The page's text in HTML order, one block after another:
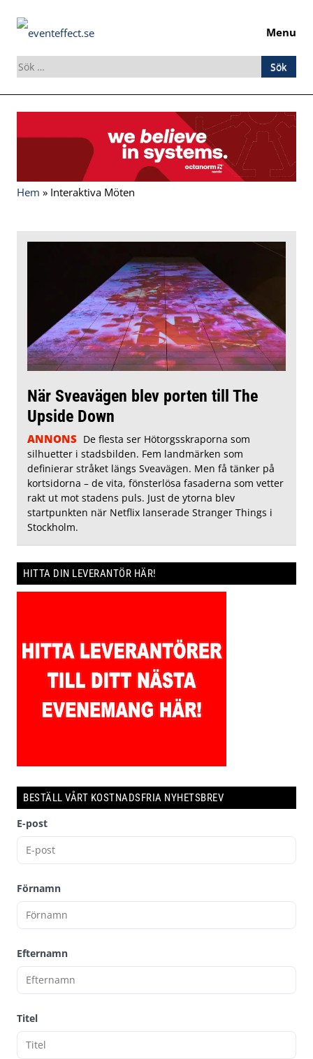
Menu
Sök
efter:
Hem » Interaktiva Möten
När Sveavägen blev porten till The
Upside Down
ANNONS De flesta ser Hötorgsskraporna som
silhuetter i stadsbilden. Fem landmärken som
definierar stråket längs Sveavägen. Men få tänker på
kortsidorna – de vita, fönsterlösa fasaderna som vetter
rakt ut mot stadens puls. Just de ytorna blev
startpunkten när Netflix lanserade Stranger Things i
Stockholm.
HITTA DIN LEVERANTÖR HÄR!
BESTÄLL VÅRT KOSTNADSFRIA NYHETSBREV
E-post
Förnamn
Efternamn
Titel